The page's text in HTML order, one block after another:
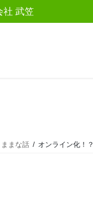
社 武笠
まな話 オンライン化！？